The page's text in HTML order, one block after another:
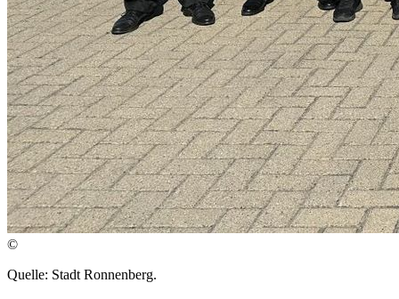
©
Quelle: Stadt Ronnenberg.